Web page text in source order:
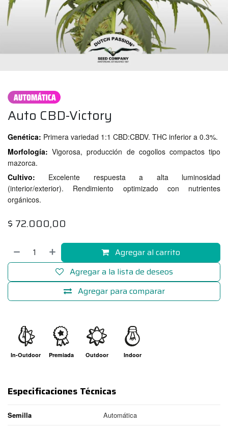
Auto CBD-Victory
Genética: Primera variedad 1:1 CBD:CBDV. THC inferior a 0.3%.
Morfología: Vigorosa, producción de cogollos compactos tipo
mazorca.
Cultivo:
Excelente respuesta a alta luminosidad
(interior/exterior). Rendimiento optimizado con nutrientes
orgánicos.
$ 72.000,00
Agregar al carrito
Agregar para comparar
Agregar a la lista de deseos
In-Outdoor Premiada Outdoor Indoor
Especificaciones Técnicas
Semilla Automática